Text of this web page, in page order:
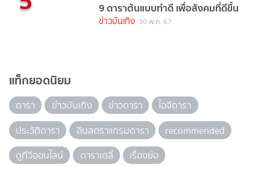
9 ดาราต้นแบบทำดี เพื่อสังคมที่ดีขึ้น
ข่าวบันเทิง 30 พ.ค. 67
แท็กยอดนิยม
ดารา ข่าวบันเทิง ข่าวดารา
ไอจีดารา
ประวัติดารา
อินสตราแกรมดารา
recommended
ดูทีวีออนไลน์
ดาราเดลี่ เรื่องย่อ